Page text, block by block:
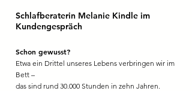
Schlafberaterin Melanie Kindle im
Kundengespräch
Schon gewusst?
Etwa ein Drittel unseres Lebens verbringen wir im
Bett –
das sind rund 30.000 Stunden in zehn Jahren.